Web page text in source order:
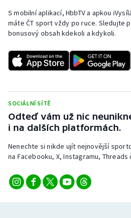
Rychlostní kanoistika
Short track
Stolní tenis
Triatlon
Veslování
Vodní slalom
Volejbal
S mobilní aplikací, HbbTV a apkou
máte ČT sport vždy po ruce. Sledujte
bonusový obsah kdekoli a kdykoli.
SOCIÁLNÍ SÍTĚ
Odteď vám už nic
i na dalších platformách.
Nenechte si nikde ujít nejnovější
na Facebooku, X, Instagramu,